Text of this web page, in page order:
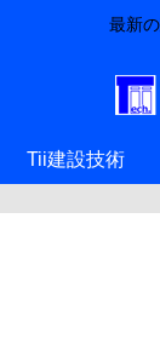
最新
Tii建設技術